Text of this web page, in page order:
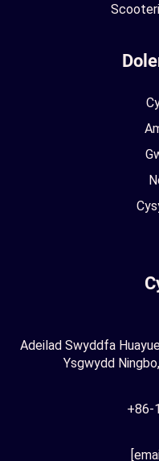
Adeilad Swyddfa
Ysgwydd
+86-